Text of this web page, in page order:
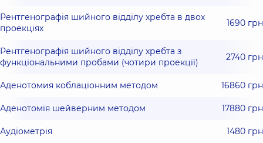
Рентгенографія шийного відділу хребта в двох
проекціях
1690 грн
Рентгенографія шийного відділу хребта з
функціональними пробами (чотири проекції)
2740 грн
Аденотомия коблаціонним методом 16860 грн
Аденотомія шейверним методом 17880 грн
Аудіометрія 1480 грн